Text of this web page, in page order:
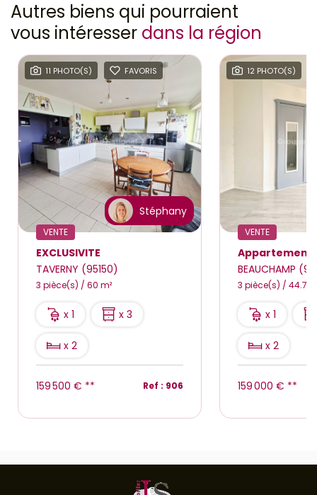
Autres biens qui pourraient
vous intéresser dans la région
11 PHOTO(S) FAVORIS
Stéphany
VENTE
EXCLUSIVITE
TAVERNY (95150)
3 pièce(s) / 60 m²
x 1 x 3
x 2
159 500 € ** Ref : 906
12 PHOTO(S)
VENTE
BEAUCHAMP
3 pièce(s) / 44.79
x 1
x 2
159 000 € **